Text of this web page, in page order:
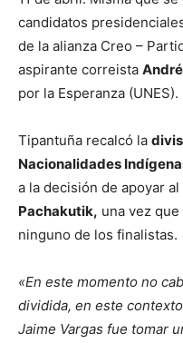
candidatos
de la alianza Creo –
aspirante correista
por la Esperanza (UNES).
Tipantuña recalcó la
Nacionalidades
a la decisión de apoyar
Pachakutik, una vez
ninguno de los finalistas.
«En este momento no
dividida, en este
Jaime Vargas fue tomar